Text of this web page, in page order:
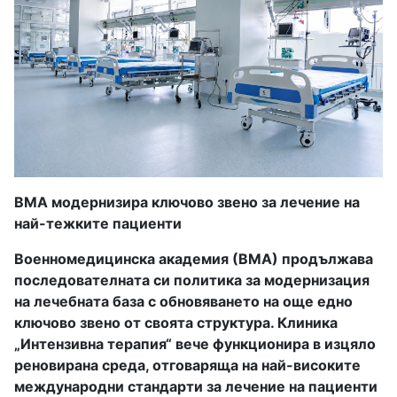
ВМА модернизира ключово звено за лечение на
най-тежките пациенти
Военномедицинска академия (ВМА) продължава
последователната си политика за модернизация
на лечебната база с обновяването на още едно
ключово звено от своята структура. Клиника
„Интензивна терапия“ вече функционира в изцяло
реновирана среда, отговаряща на най-високите
международни стандарти за лечение на пациенти